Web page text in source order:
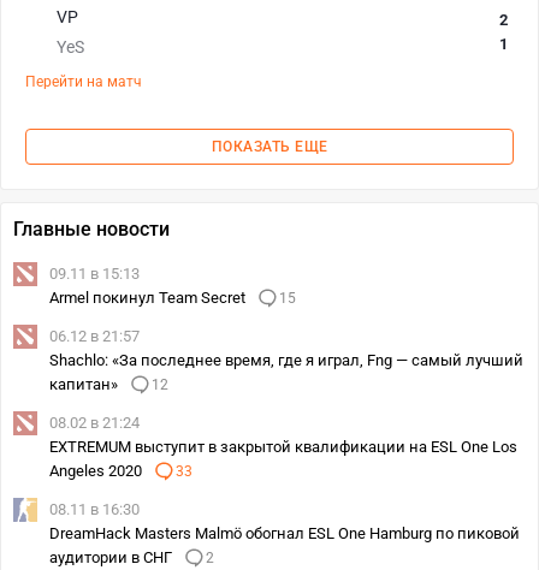
VP
YeS
2
1
Перейти на матч
ПОКАЗАТЬ ЕЩЕ
Главные новости
09.11 в 15:13
Armel покинул Team Secret
15
06.12 в 21:57
Shachlo: «За последнее время, где я играл, Fng — самый лучший
капитан»
12
08.02 в 21:24
EXTREMUM выступит в закрытой квалификации на ESL One Los
Angeles 2020
33
08.11 в 16:30
DreamHack Masters Malmö обогнал ESL One Hamburg по пиковой
аудитории в СНГ
2